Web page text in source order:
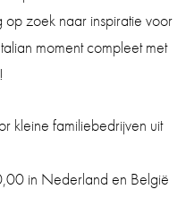
zoek naar inspiratie voor
moment compleet met
kleine familiebedrijven uit
in Nederland en België